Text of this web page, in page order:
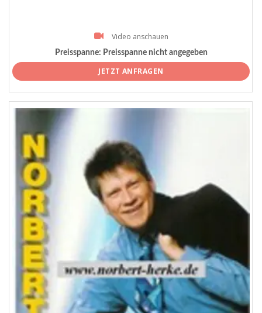
Video anschauen
Preisspanne: Preisspanne nicht angegeben
JETZT ANFRAGEN